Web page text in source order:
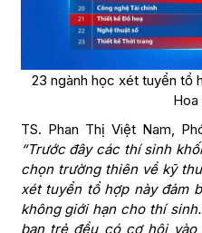
23 ngành học xét tuyển tổ
Hoa
TS. Phan Thị Việt Nam,
“Trước đây các thí sinh
chọn trường thiên về kỹ
xét tuyển tổ hợp này đảm
không giới hạn cho thí
bạn trẻ đều có cơ hội